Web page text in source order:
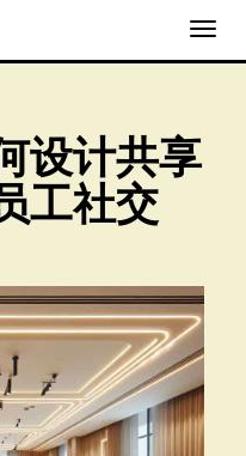
切
换
设计共享
工社交